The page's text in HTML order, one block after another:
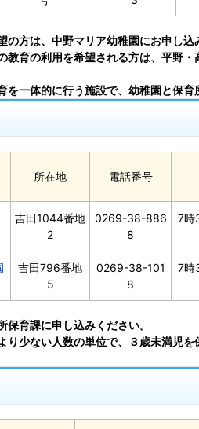
の方は、中野マリア幼稚園にお申し込
教育の利用を希望される方は、平野
を一体的に行う施設で、幼稚園と保
所在地 電話番号
吉田1044番地
2
0269-38-886
8
7時
吉田796番地
5
0269-38-101
8
7時
育課に申し込みください。
り少ない人数の単位で、３歳未満児